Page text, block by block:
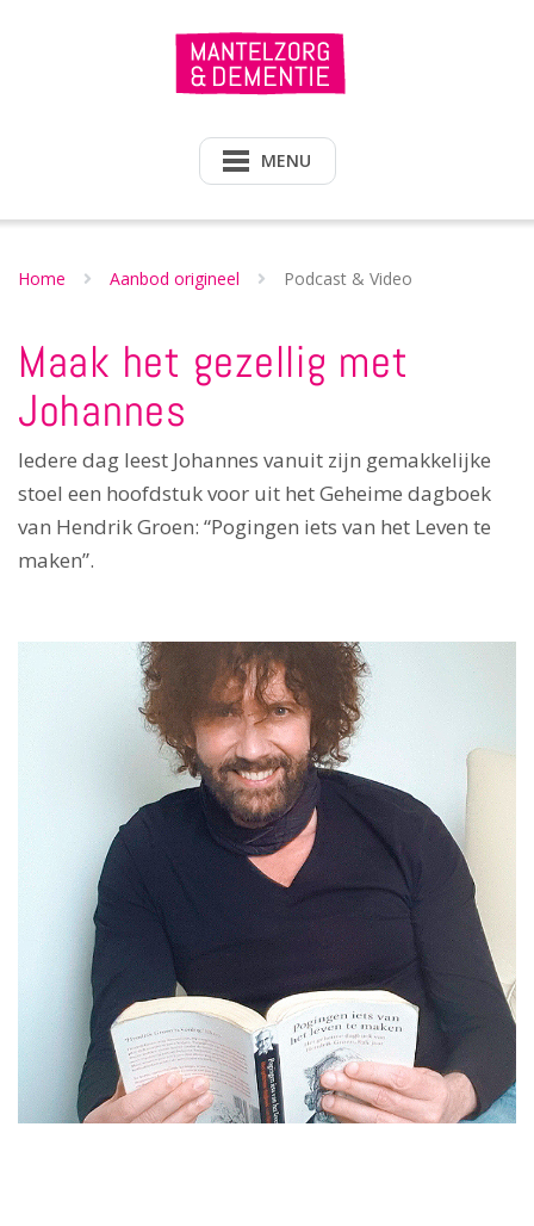
MENU
Home Aanbod origineel Podcast & Video
Maak het gezellig met
Johannes
Iedere dag leest Johannes vanuit zijn gemakkelijke
stoel een hoofdstuk voor uit het Geheime dagboek
van Hendrik Groen: “Pogingen iets van het Leven te
maken”.